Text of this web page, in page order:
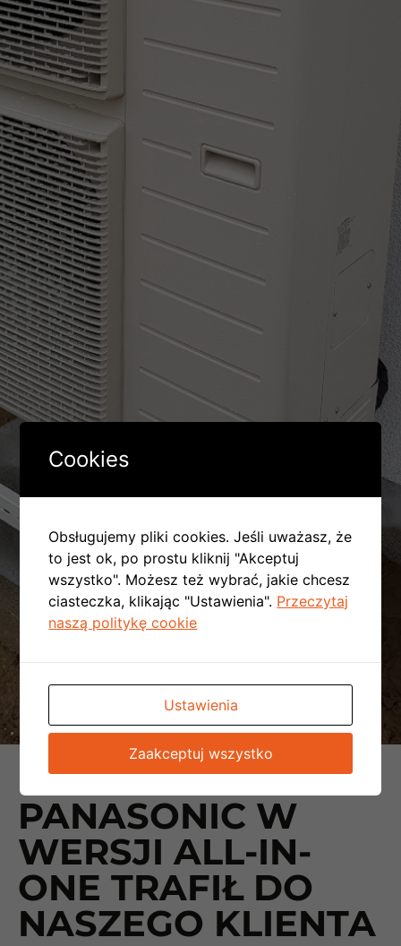
KOLEJNY
PANASONIC W
WERSJI ALL-IN-
ONE TRAFIŁ DO
NASZEGO KLIENTA
Cookies
Obsługujemy pliki cookies. Jeśli uważasz, że
to jest ok, po prostu kliknij "Akceptuj
wszystko". Możesz też wybrać, jakie chcesz
ciasteczka, klikając "Ustawienia". Przeczytaj
naszą politykę cookie
Ustawienia
Zaakceptuj wszystko